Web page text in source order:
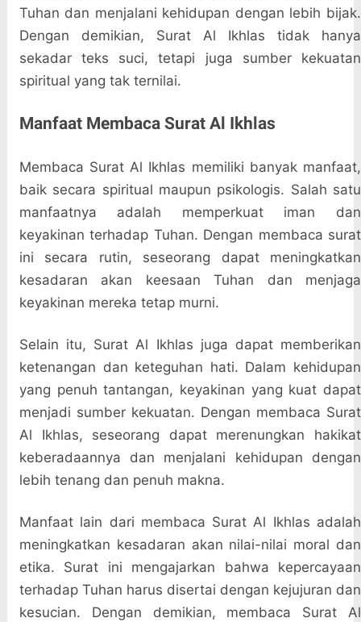
Tuhan dan menjalani kehidupan dengan lebih bijak.
Dengan demikian, Surat Al Ikhlas tidak hanya
sekadar teks suci, tetapi juga sumber kekuatan
spiritual yang tak ternilai.
Manfaat Membaca Surat Al Ikhlas
Membaca Surat Al Ikhlas memiliki banyak manfaat,
baik secara spiritual maupun psikologis. Salah satu
manfaatnya adalah memperkuat iman dan
keyakinan terhadap Tuhan. Dengan membaca surat
ini secara rutin, seseorang dapat meningkatkan
kesadaran akan keesaan Tuhan dan menjaga
keyakinan mereka tetap murni.
Selain itu, Surat Al Ikhlas juga dapat memberikan
ketenangan dan keteguhan hati. Dalam kehidupan
yang penuh tantangan, keyakinan yang kuat dapat
menjadi sumber kekuatan. Dengan membaca Surat
Al Ikhlas, seseorang dapat merenungkan hakikat
keberadaannya dan menjalani kehidupan dengan
lebih tenang dan penuh makna.
Manfaat lain dari membaca Surat Al Ikhlas adalah
meningkatkan kesadaran akan nilai-nilai moral dan
etika. Surat ini mengajarkan bahwa kepercayaan
terhadap Tuhan harus disertai dengan kejujuran dan
kesucian. Dengan demikian, membaca Surat Al